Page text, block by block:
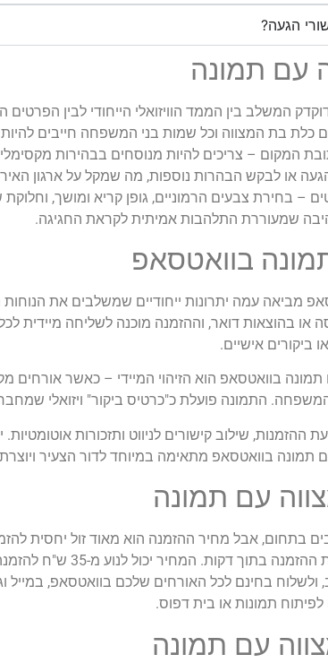
הגעה?
עם תמונה
המשלב בין הממד הוויזואלי הייחודי לבין
כלת בת המצווה וכל שמות בני המשפחה חייבים
המקום – צריכים להיות מנוסחים בבהירות
או לבקש הבהרות נוספות, מה שמקל על ארגון
– בחירת צבעים הרמוניים, גופן קריא ומושך,
שמעוררת התלהבות אמיתית לקראת החגיגה.
בוואטסאפ
מביאה עמה יתרונות ייחודיים שמשלבים את
בהוצאות דואר, וההזמנה מוכנה לשליחה מיידית
ביקורים אישיים.
בוואטסאפ הוא הזיהוי המיידי – כאשר
התמונה פועלת כ"כרטיס ביקור" ויזואלי שמחבר
שילוב קישורים לניווט ותזכורות
תמונה בוואטסאפ מתאימה במיוחד לדור הצעיר
עם תמונה
בתחום, אבל מחיר ההזמנה הוא מאוד זול יחסית
ההזמנות באופן
תמונות או בית דפוס.
עם תמונה